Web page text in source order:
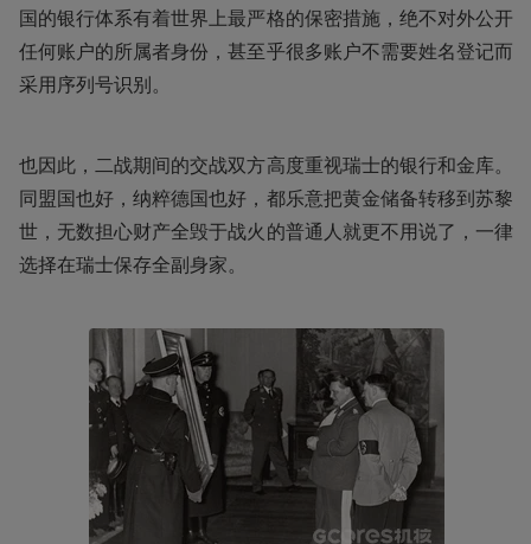
国的银行体系有着世界上最严格的保密措施，绝不对外公开
任何账户的所属者身份，甚至乎很多账户不需要姓名登记而
采用序列号识别。
也因此，二战期间的交战双方高度重视瑞士的银行和金库。
同盟国也好，纳粹德国也好，都乐意把黄金储备转移到苏黎
世，无数担心财产全毁于战火的普通人就更不用说了，一律
选择在瑞士保存全副身家。